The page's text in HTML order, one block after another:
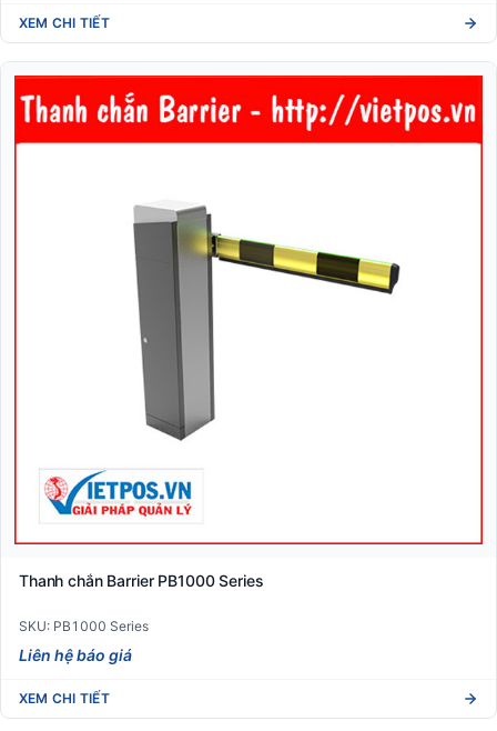
XEM CHI TIẾT
Thanh chắn Barrier PB1000 Series
SKU: PB1000 Series
Liên hệ báo giá
XEM CHI TIẾT